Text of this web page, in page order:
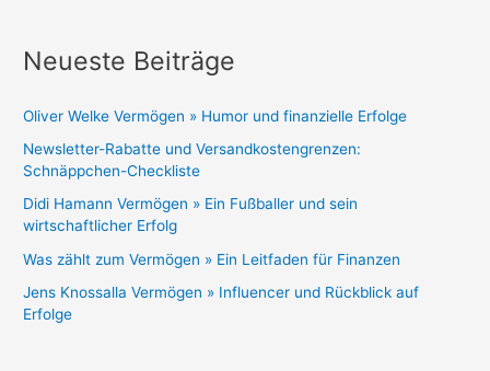
Neueste Beiträge
Oliver Welke Vermögen » Humor und finanzielle Erfolge
Newsletter-Rabatte und Versandkostengrenzen:
Schnäppchen-Checkliste
Didi Hamann Vermögen » Ein Fußballer und sein
wirtschaftlicher Erfolg
Was zählt zum Vermögen » Ein Leitfaden für Finanzen
Jens Knossalla Vermögen » Influencer und Rückblick auf
Erfolge